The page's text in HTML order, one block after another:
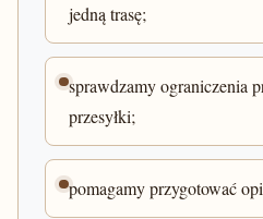
jedną trasę;
sprawdzamy ograniczenia
przesyłki;
pomagamy przygotować